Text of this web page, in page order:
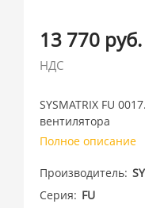
13 770 руб.
НДС
SYSMATRIX FU
вентилятора
Полное описание
Производитель
Серия
FU